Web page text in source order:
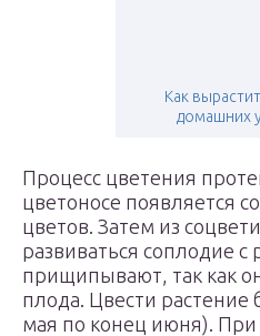
Как
домашних
Процесс цветения
цветоносе появляется
цветов. Затем из
развиваться соплодие с
прищипывают, так как
плода. Цвести растение
мая по конец июня).